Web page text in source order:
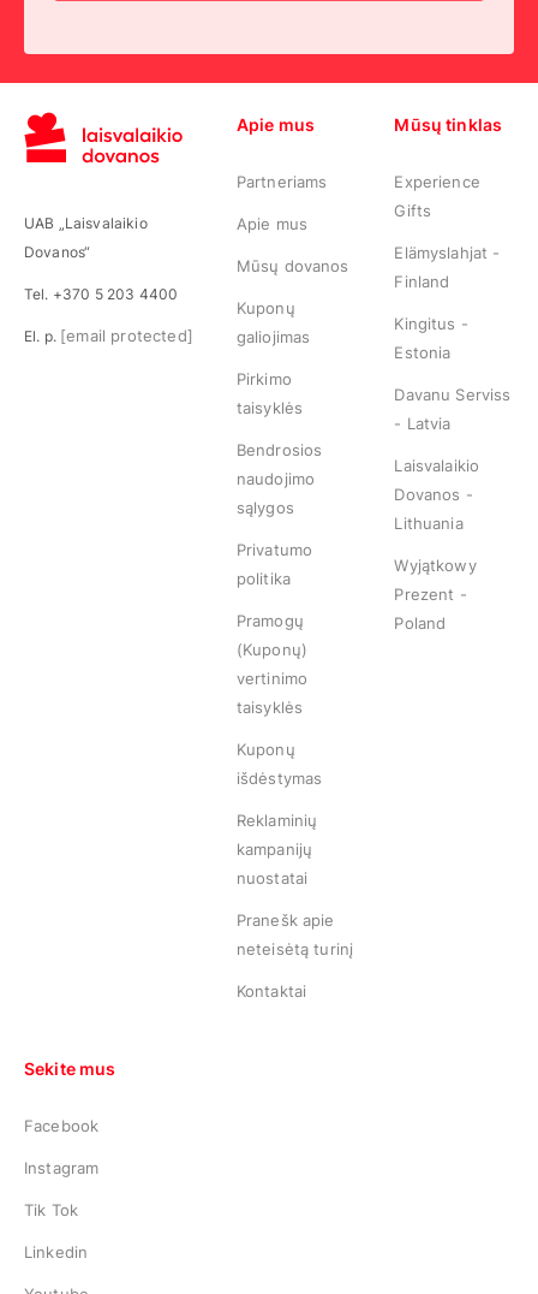
UAB „Laisvalaikio
Dovanos“
Tel. +370 5 203 4400
El. p. [email protected]
Apie mus
Partneriams
Apie mus
Mūsų dovanos
Kuponų
galiojimas
Pirkimo
taisyklės
Bendrosios
naudojimo
sąlygos
Privatumo
politika
Pramogų
(Kuponų)
vertinimo
taisyklės
Kuponų
išdėstymas
Reklaminių
kampanijų
nuostatai
Pranešk apie
neteisėtą turinį
Kontaktai
Mūsų tinklas
Experience
Gifts
Elämyslahjat -
Finland
Kingitus -
Estonia
Davanu Serviss
- Latvia
Laisvalaikio
Dovanos -
Lithuania
Wyjątkowy
Prezent -
Poland
Sekite mus
Facebook
Instagram
Tik Tok
Linkedin